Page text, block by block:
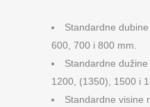
Standardne
600, 700 i 800 mm.
Standardne
1200, (1350), 1500 i
Standardne visine